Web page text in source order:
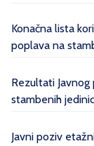
Konačna lista
poplava na
Rezultati
stambenih
Javni poziv